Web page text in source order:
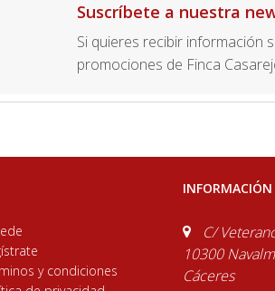
Suscríbete a nuestra
Si quieres recibir información
promociones de Finca
y condiciones
C/
10300
Cáceres